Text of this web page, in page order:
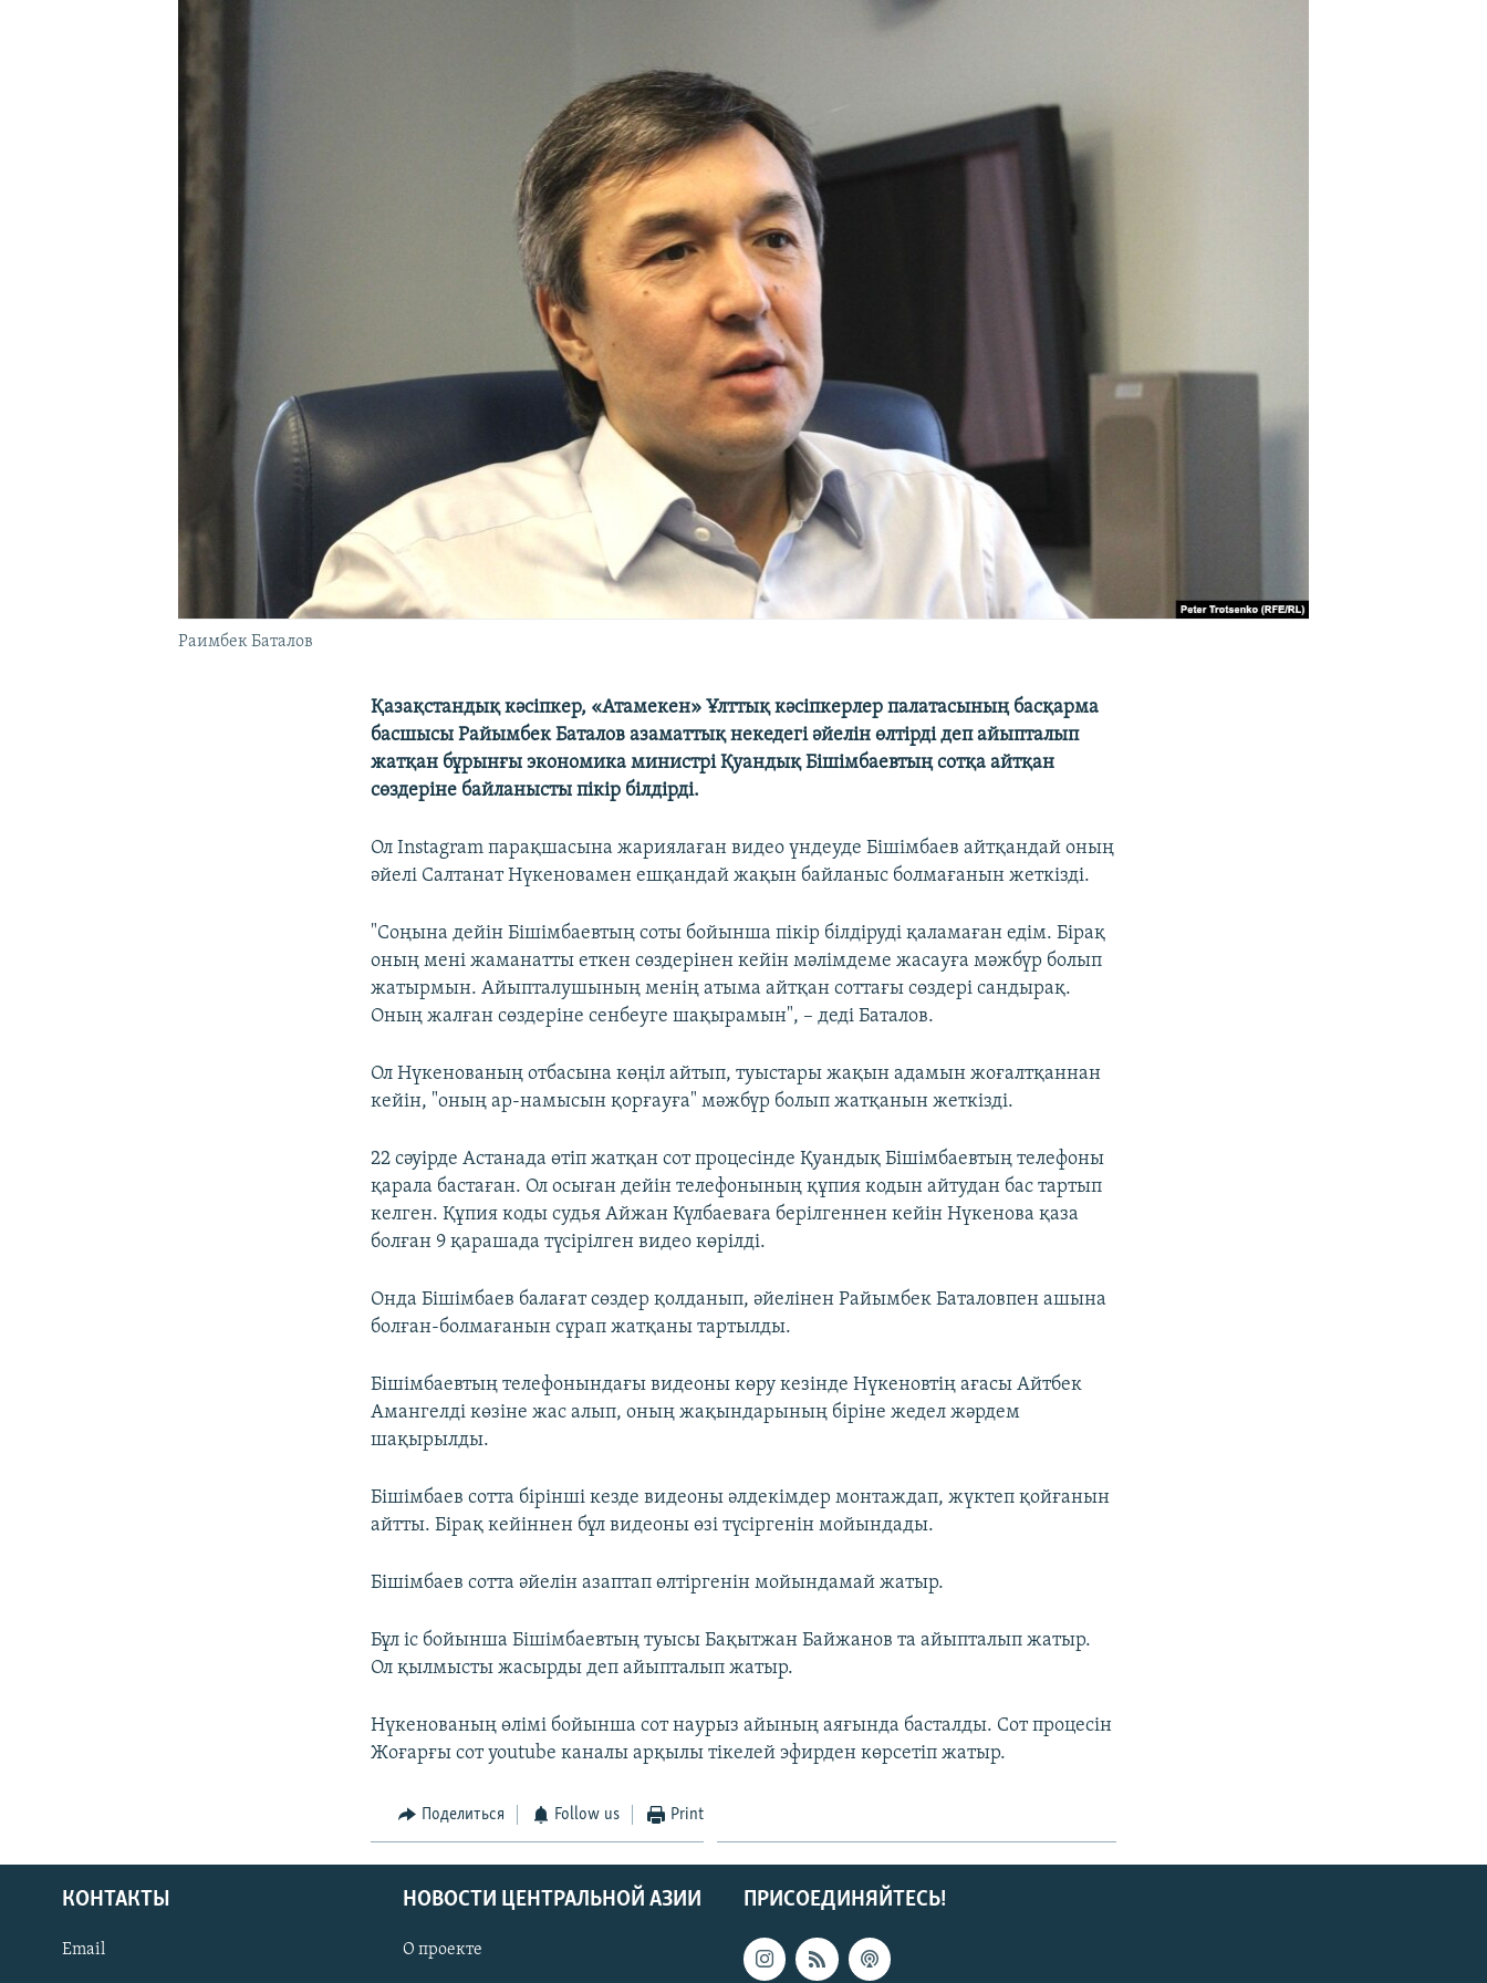
Раимбек Баталов
Қазақстандық кәсіпкер, «Атамекен» Ұлттық кәсіпкерлер палатасының басқарма
басшысы Райымбек Баталов азаматтық некедегі әйелін өлтірді деп айыпталып
жатқан бұрынғы экономика министрі Қуандық Бішімбаевтың сотқа айтқан
сөздеріне байланысты пікір білдірді.
Ол Instagram парақшасына жариялаған видео үндеуде Бішімбаев айтқандай оның
әйелі Салтанат Нүкеновамен ешқандай жақын байланыс болмағанын жеткізді.
"Соңына дейін Бішімбаевтың соты бойынша пікір білдіруді қаламаған едім. Бірақ
оның мені жаманатты еткен сөздерінен кейін мәлімдеме жасауға мәжбүр болып
жатырмын. Айыпталушының менің атыма айтқан соттағы сөздері сандырақ.
Оның жалған сөздеріне сенбеуге шақырамын", – деді Баталов.
Ол Нүкенованың отбасына көңіл айтып, туыстары жақын адамын жоғалтқаннан
кейін, "оның ар-намысын қорғауға" мәжбүр болып жатқанын жеткізді.
22 сәуірде Астанада өтіп жатқан сот процесінде Қуандық Бішімбаевтың телефоны
қарала бастаған. Ол осыған дейін телефонының құпия кодын айтудан бас тартып
келген. Құпия коды судья Айжан Күлбаеваға берілгеннен кейін Нүкенова қаза
болған 9 қарашада түсірілген видео көрілді.
Онда Бішімбаев балағат сөздер қолданып, әйелінен Райымбек Баталовпен ашына
болған-болмағанын сұрап жатқаны тартылды.
Бішімбаевтың телефонындағы видеоны көру кезінде Нүкеновтің ағасы Айтбек
Амангелді көзіне жас алып, оның жақындарының біріне жедел жәрдем
шақырылды.
Бішімбаев сотта бірінші кезде видеоны әлдекімдер монтаждап, жүктеп қойғанын
айтты. Бірақ кейіннен бұл видеоны өзі түсіргенін мойындады.
Бішімбаев сотта әйелін азаптап өлтіргенін мойындамай жатыр.
Бұл іс бойынша Бішімбаевтың туысы Бақытжан Байжанов та айыпталып жатыр.
Ол қылмысты жасырды деп айыпталып жатыр.
Нүкенованың өлімі бойынша сот наурыз айының аяғында басталды. Сот процесін
Жоғарғы сот youtube каналы арқылы тікелей эфирден көрсетіп жатыр.
Поделиться Follow us Print
ПРИСОЕДИНЯЙТЕСЬ!
КОНТАКТЫ
Email
НОВОСТИ ЦЕНТРАЛЬНОЙ АЗИИ
О проекте